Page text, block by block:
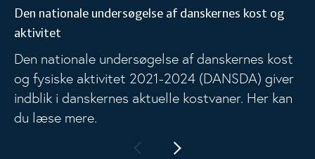
Den nationale undersøgelse af danskernes kost og
aktivitet
Den nationale undersøgelse af danskernes kost
og fysiske aktivitet 2021-2024 (DANSDA) giver
indblik i danskernes aktuelle kostvaner. Her kan
du læse mere.